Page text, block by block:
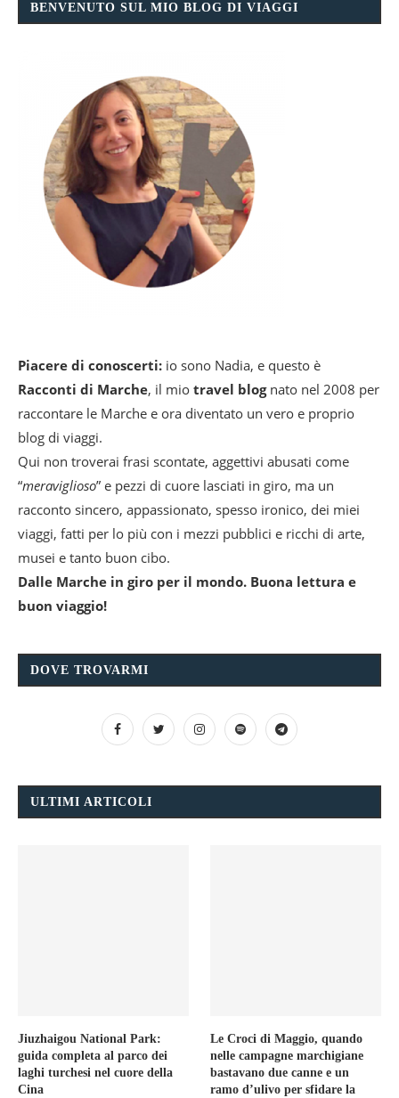
BENVENUTO SUL MIO BLOG DI VIAGGI
Piacere di conoscerti: io sono Nadia, e questo è
Racconti di Marche, il mio travel blognato nel 2008 per
raccontare le Marche e ora diventato un vero e proprio
blog di viaggi.
Qui non troverai frasi scontate, aggettivi abusati come
“meraviglioso” e pezzi di cuore lasciati in giro, ma un
racconto sincero, appassionato, spesso ironico, dei miei
viaggi, fatti per lo più con i mezzi pubblici e ricchi di arte,
musei e tanto buon cibo.
Dalle Marche in giro per il mondo. Buona lettura e
buon viaggio!
DOVE TROVARMI
ULTIMI ARTICOLI
Jiuzhaigou National Park:
guida completa al parco dei
laghi turchesi nel cuore della
Cina
Le Croci di Maggio, quando
nelle campagne marchigiane
bastavano due canne e un
ramo d’ulivo per sfidare la